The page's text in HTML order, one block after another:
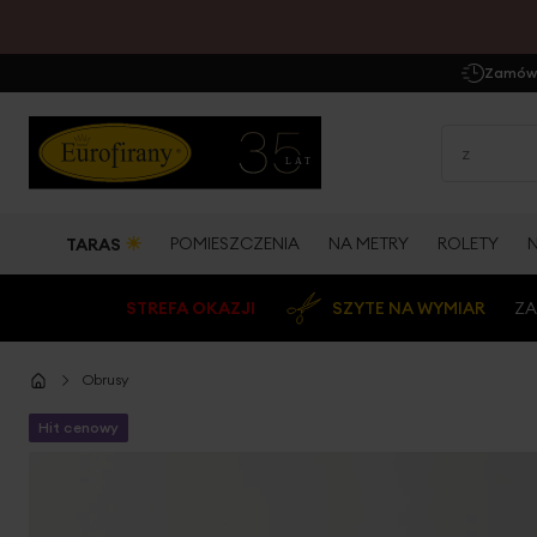
TARAS ☀ POMIESZCZENIA NA METRY ROLETY
STREFA OKAZJI SZYTE NA WYMIAR
Obrusy
Hit cenowy